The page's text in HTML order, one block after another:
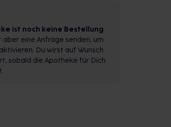
ist noch keine Bestellung
aber eine Anfrage senden, um
Du wirst auf Wunsch
sobald die Apotheke für Dich